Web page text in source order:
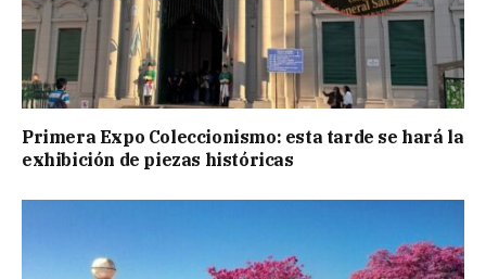
Primera Expo Coleccionismo: esta tarde se hará la
exhibición de piezas históricas